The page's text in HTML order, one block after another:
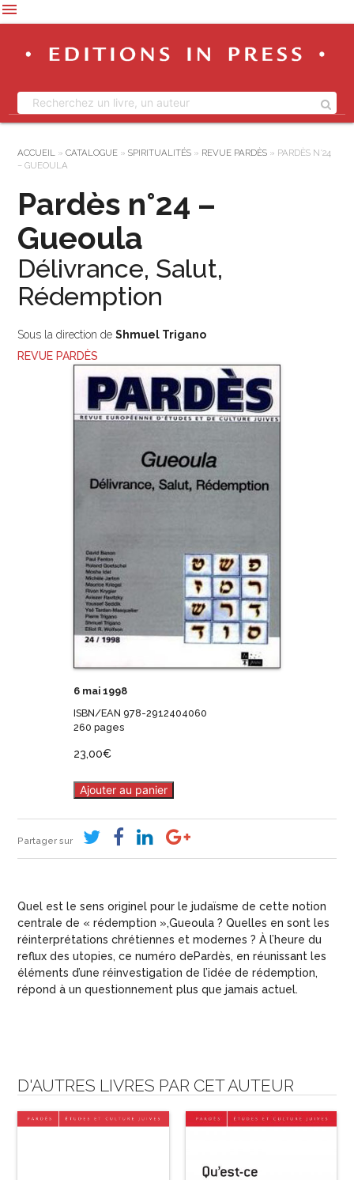
menu
ACCUEIL » CATALOGUE» SPIRITUALITÉS» REVUE PARDÈS» PARDÈS N°24
– GUEOULA
Pardès n°24 –
Gueoula
Délivrance, Salut,
Rédemption
Sous la direction de Shmuel Trigano
REVUE PARDÈS
6 mai 1998
ISBN/EAN 978-2912404060
260 pages
23,00€
Ajouter au panier
Partager sur
Quel est le sens originel pour le judaïsme de cette notion
centrale de « rédemption »,Gueoula ? Quelles en sont les
réinterprétations chrétiennes et modernes ? À l’heure du
reflux des utopies, ce numéro dePardès, en réunissant les
éléments d’une réinvestigation de l’idée de rédemption,
répond à un questionnement plus que jamais actuel.
D'AUTRES LIVRES PAR CET AUTEUR